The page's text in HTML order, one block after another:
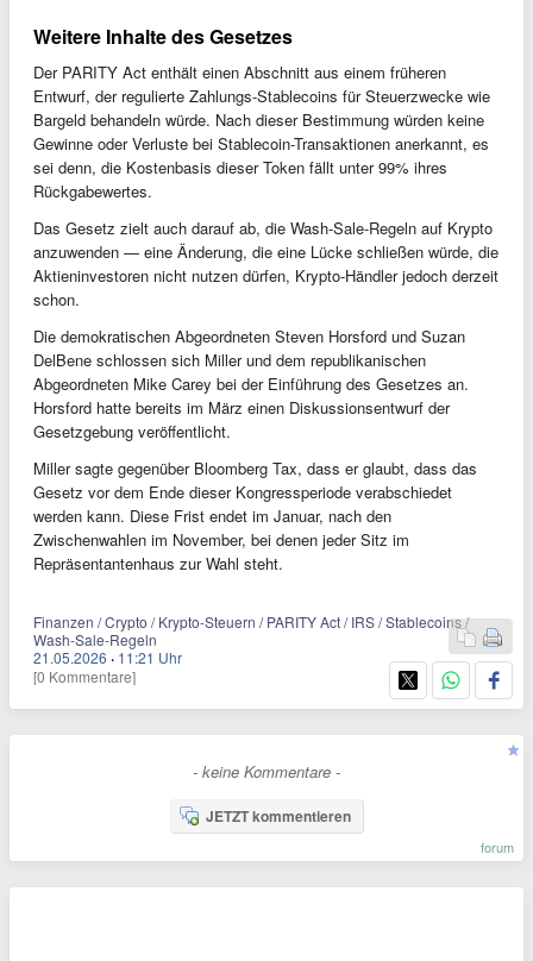
Weitere Inhalte des Gesetzes
Der PARITY Act enthält einen Abschnitt aus einem früheren
Entwurf, der regulierte Zahlungs-Stablecoins für Steuerzwecke wie
Bargeld behandeln würde. Nach dieser Bestimmung würden keine
Gewinne oder Verluste bei Stablecoin-Transaktionen anerkannt, es
sei denn, die Kostenbasis dieser Token fällt unter 99% ihres
Rückgabewertes.
Das Gesetz zielt auch darauf ab, die Wash-Sale-Regeln auf Krypto
anzuwenden — eine Änderung, die eine Lücke schließen würde, die
Aktieninvestoren nicht nutzen dürfen, Krypto-Händler jedoch derzeit
schon.
Die demokratischen Abgeordneten Steven Horsford und Suzan
DelBene schlossen sich Miller und dem republikanischen
Abgeordneten Mike Carey bei der Einführung des Gesetzes an.
Horsford hatte bereits im März einen Diskussionsentwurf der
Gesetzgebung veröffentlicht.
Miller sagte gegenüber Bloomberg Tax, dass er glaubt, dass das
Gesetz vor dem Ende dieser Kongressperiode verabschiedet
werden kann. Diese Frist endet im Januar, nach den
Zwischenwahlen im November, bei denen jeder Sitz im
Repräsentantenhaus zur Wahl steht.
Finanzen / Crypto / Krypto-Steuern / PARITY Act / IRS / Stablecoins /
Wash-Sale-Regeln
21.05.2026 · 11:21 Uhr
[0 Kommentare]
- keine Kommentare -
JETZT kommentieren
forum